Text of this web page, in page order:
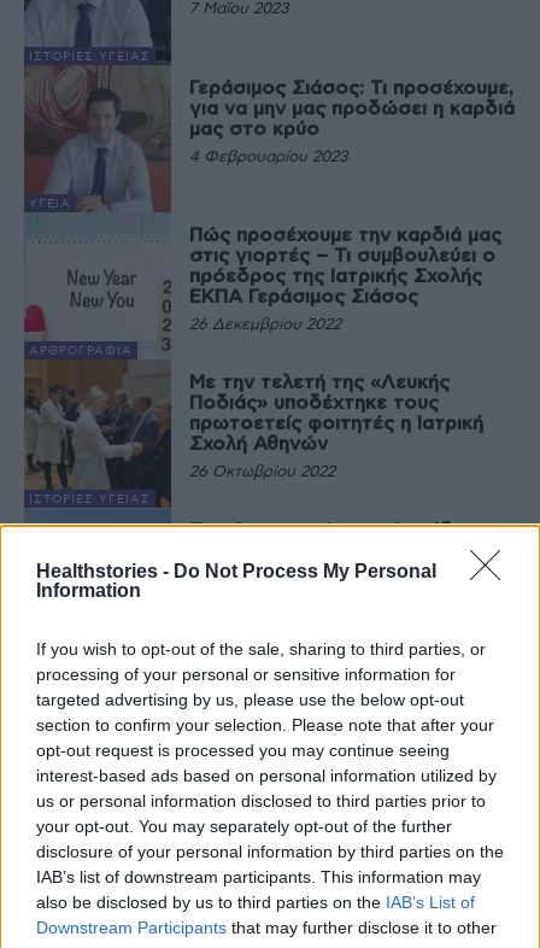
Healthstories - Do Not Process My Personal
Information
If you wish to opt-out of the sale, sharing to third parties, or
processing of your personal or sensitive information for
targeted advertising by us, please use the below opt-out
section to confirm your selection. Please note that after your
opt-out request is processed you may continue seeing
interest-based ads based on personal information utilized by
us or personal information disclosed to third parties prior to
your opt-out. You may separately opt-out of the further
disclosure of your personal information by third parties on the
IAB’s list of downstream participants. This information may
also be disclosed by us to third parties on the IAB’s List of
Downstream Participants that may further disclose it to other
ΙΣΤΟΡΊΕΣ ΥΓΕΊΑΣ
7 Μαΐου 2023
ΥΓΕΊΑ
Γεράσιμος Σιάσος: Τι προσέχουμε,
για να μην μας προδώσει η καρδιά
μας στο κρύο
4 Φεβρουαρίου 2023
ΑΡΘΡΟΓΡΑΦΊΑ
Πώς προσέχουμε την καρδιά μας
στις γιορτές – Τι συμβουλεύει ο
πρόεδρος της Ιατρικής Σχολής
ΕΚΠΑ Γεράσιμος Σιάσος
26 Δεκεμβρίου 2022
ΙΣΤΟΡΊΕΣ ΥΓΕΊΑΣ
Με την τελετή της «Λευκής
Ποδιάς» υποδέχτηκε τους
πρωτοετείς φοιτητές η Ιατρική
Σχολή Αθηνών
26 Οκτωβρίου 2022
ΕΙΔΉΣΕΙΣ
Τον όρκο του Ιπποκράτη έδωσε η
νέα γενιά γιατρών της Ιατρικής
Σχολής του ΕΚΠΑ
Ο πρόεδρος της Ιατρικής Σχολής
Γεράσιμος Σιάσος εξηγεί με απλά
λόγια γιατί κινδυνεύουν οι
καρδιοπαθείς στον καύσωνα
25 Ιουλίου 2022
To 1ο Βραβείο Ψηφιακής
Διακυβέρνησης στη Νευρολογική
Κλινική του ΕΚΠΑ και τις 46
δομές υγείας του Αιγαίου για την
τηλεϊατρική
11 Ιουλίου 2022